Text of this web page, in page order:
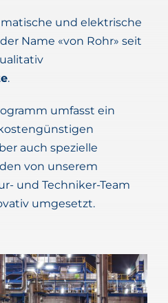
und elektrische
Name «von Rohr» seit
.
umfasst ein
auch spezielle
von unserem
und Techniker-Team
umgesetzt.